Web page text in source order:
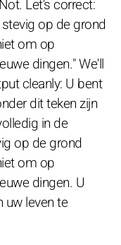
Let's correct:
op de grond
om op
dingen." We'll
cleanly: U bent
dit teken zijn
in de
op de grond
om op
dingen. U
uw leven te